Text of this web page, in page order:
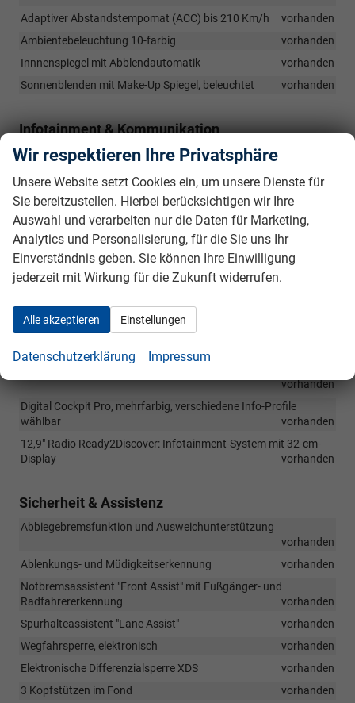
Adaptiver Abstandstempomat (ACC) bis 210 Km/h
vorhanden
Ambientebeleuchtung 10-farbig
vorhanden
Innnenspiegel mit Abblendautomatik
vorhanden
Sonnenblenden mit Make-Up Spiegel, beleuchtet
vorhanden
Infotainment & Kommunikation
2 USB-C-Schnittstellen vorn, Ladeleistung bis zu 45 W
2 USB-C-Schnittstellen hinten, Ladeleistung bis zu 45 W
vorhanden
6+1 Lautsprecher
vorhanden
App-Connect Wireless für Apple CarPlay und Android Auto
vorhanden
Digitaler Radioempfang DAB+
Telefonschnittstelle (Bluetooth-Freisprecheinrichtung)
vorhanden
Digital Cockpit Pro, mehrfarbig, verschiedene Info-Profile
wählbar
vorhanden
12,9" Radio Ready2Discover: Infotainment-System mit 32-cm-
Display
vorhanden
Sicherheit & Assistenz
Abbiegebremsfunktion und Ausweichunterstützung
vorhanden
Ablenkungs- und Müdigkeitserkennung
vorhanden
Notbremsassistent "Front Assist" mit Fußgänger- und
Radfahrererkennung
vorhanden
Spurhalteassistent "Lane Assist"
vorhanden
Wegfahrsperre, elektronisch
vorhanden
Elektronische Differenzialsperre XDS
vorhanden
3 Kopfstützen im Fond
vorhanden
Wir respektieren Ihre Privatsphäre
Unsere Website setzt Cookies ein, um unsere Dienste für
Sie bereitzustellen. Hierbei berücksichtigen wir Ihre
Auswahl und verarbeiten nur die Daten für Marketing,
Analytics und Personalisierung, für die Sie uns Ihr
Einverständnis geben. Sie können Ihre Einwilligung
jederzeit mit Wirkung für die Zukunft widerrufen.
Alle akzeptieren Einstellungen
Datenschutzerklärung Impressum